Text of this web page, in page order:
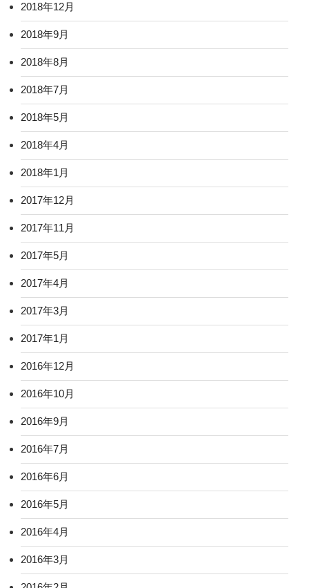
2018年12月
2018年9月
2018年8月
2018年7月
2018年5月
2018年4月
2018年1月
2017年12月
2017年11月
2017年5月
2017年4月
2017年3月
2017年1月
2016年12月
2016年10月
2016年9月
2016年7月
2016年6月
2016年5月
2016年4月
2016年3月